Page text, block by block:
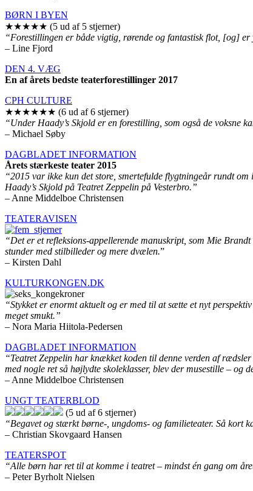
BØRN I BYEN
★★★★★ (5 ud af 5 stjerner)
“Forestillingen er både vigtig, rørende og fantastisk flot, [og]
– Line Fjord
DEN 4. VÆG
En af årets bedste teaterforestillinger 2017
CPH CULTURE
★★★★★★ (6 ud af 6 stjerner)
“Under Haady’s Skjold er en forestilling, som også de voksne
– Michael Søby
DAGBLADET INFORMATION
Årets stærkeste teater 2015
“2015 var ikke kun det store, smertefulde flygtningeår rundt
Haady’s Skjold på Teatret Zeppelin på Vesterbro.”
– Anne Middelboe Christensen
TEATERAVISEN
“Det er et refleksions-appellerende manuskript, som Mie
stunder med stilbilleder og mere dvælen.”
– Kirsten Dahl
KULTURKONGEN.DK
“Stykket er enormt aktuelt og er med til at sætte et nyt
meget smukt.”
– Nora Maria Hiitola-Pedersen
DAGBLADET INFORMATION
“Teatret Zeppelin har knækket koden til denne verden af
med nogle ret så højlydte skoleklasser, blev der musestille – og
– Anne Middelboe Christensen
UNGT TEATERBLOD
(5 ud af 6 stjerner)
“Begavet og stærkt børne-, ungdoms- og familieteater. Så kort
– Christian Skovgaard Hansen
TEATERSPOT
“Alle børn har ret til at komme i teatret – mindst én gang om
– Peter Byrholt Nielsen